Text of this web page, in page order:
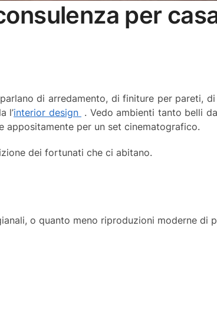
per
di arredamento, di finiture per pareti,
l’interior design . Vedo ambienti tanto belli
appositamente per un set cinematografico.
dei fortunati che ci abitano.
o quanto meno riproduzioni moderne di